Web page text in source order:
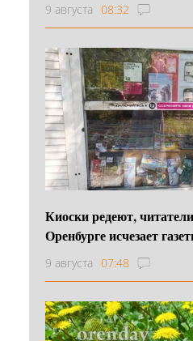
9 августа 08:32
Киоски редеют,
Оренбурге исчезает
9 августа 07:48